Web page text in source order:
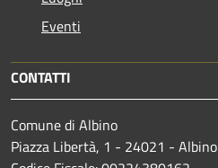
Eventi
CONTATTI
Comune di Albino
Piazza Libertà, 1 - 24021 - Albino